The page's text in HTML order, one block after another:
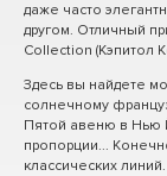
даже часто
другом. Отличный
Collection (Кэпитол
Здесь вы найдете
солнечному
Пятой авеню в Нью
пропорции...
классических